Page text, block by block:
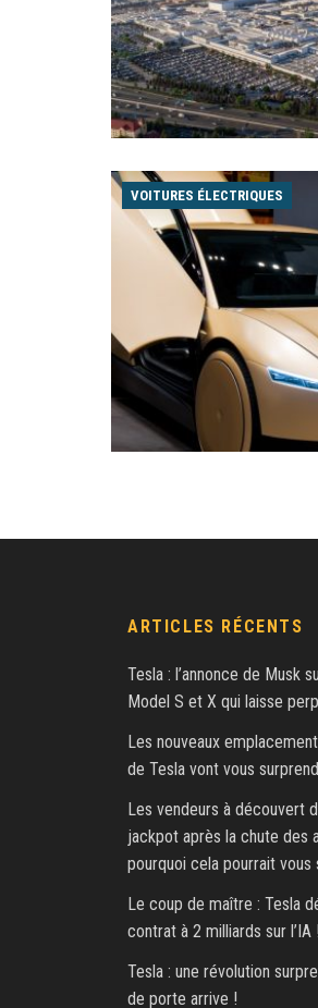
VOITURES ÉLECTRIQUES
ARTICLES RÉCENTS
Tesla : l’annonce de Musk
Model S et X qui laisse
Les nouveaux
de Tesla vont vous
Les vendeurs à découvert
jackpot après la chute des
pourquoi cela pourrait vous
Le coup de maître : Tesla
contrat à 2 milliards sur l’IA !
Tesla : une révolution
de porte arrive !